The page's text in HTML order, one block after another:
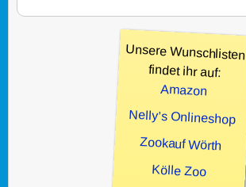
Unsere Wunschlisten
findet ihr auf:
Amazon
Nelly’s Onlineshop
Zookauf Wörth
Kölle Zoo